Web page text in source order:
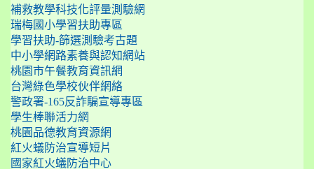
補救教學科技化評量測驗網
瑞梅國小學習扶助專區
學習扶助-篩選測驗考古題
中小學網路素養與認知網站
桃園市午餐教育資訊網
台灣綠色學校伙伴網絡
警政署-165反詐騙宣導專區
學生棒聯活力網
桃園品德教育資源網
紅火蟻防治宣導短片
國家紅火蟻防治中心